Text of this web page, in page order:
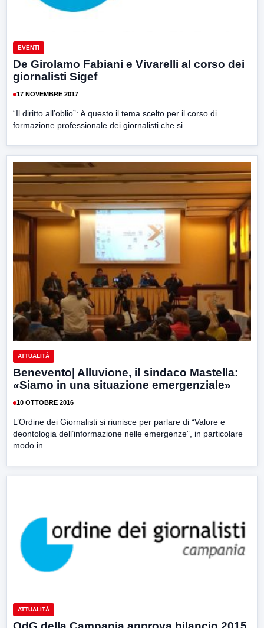
EVENTI
De Girolamo Fabiani e Vivarelli al corso dei
giornalisti Sigef
17 NOVEMBRE 2017
“Il diritto all’oblio”: è questo il tema scelto per il corso di
formazione professionale dei giornalisti che si...
ATTUALITÀ
Benevento| Alluvione, il sindaco Mastella:
«Siamo in una situazione emergenziale»
10 OTTOBRE 2016
L’Ordine dei Giornalisti si riunisce per parlare di “Valore e
deontologia dell’informazione nelle emergenze”, in particolare
modo in...
ATTUALITÀ